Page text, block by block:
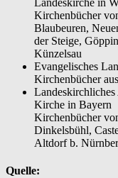
Landeskirche in
Kirchenbücher
Blaubeuren,
der Steige,
Künzelsau
Evangelisches
Kirchenbücher
Kirche in Bayern
Kirchenbücher
Dinkelsbühl,
Altdorf b.
Quelle: